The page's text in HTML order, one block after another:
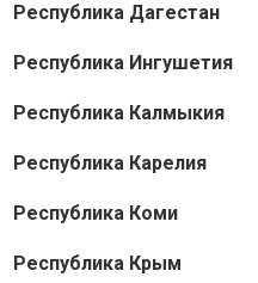
Республика Дагестан
Республика Ингушетия
Республика Калмыкия
Республика Карелия
Республика Коми
Республика Крым